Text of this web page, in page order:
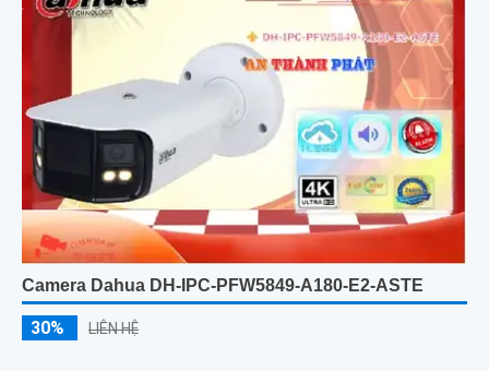
Camera Dahua DH-IPC-PFW5849-A180-E2-ASTE
30% LIÊN HỆ